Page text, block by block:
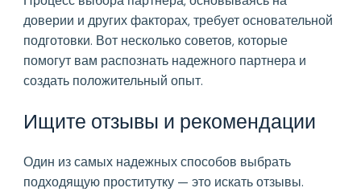
доверии и других факторах, требует основательной
подготовки. Вот несколько советов, которые
помогут вам распознать надежного партнера и
создать положительный опыт.
Ищите отзывы и рекомендации
Один из самых надежных способов выбрать
подходящую проститутку — это искать отзывы.